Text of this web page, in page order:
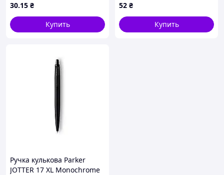
30.15 ₴
Купить
Разноцветный (98896)
52 ₴
Купить
Ручка кулькова Parker
JOTTER 17 XL Monochrome